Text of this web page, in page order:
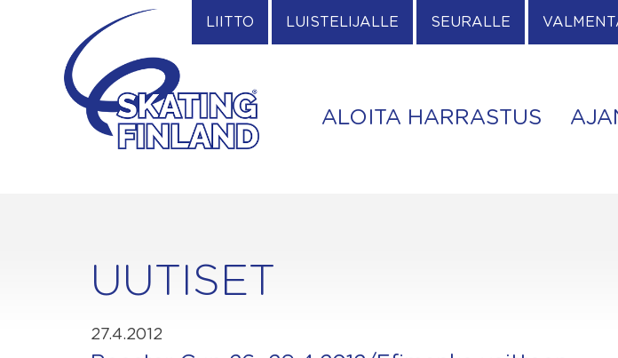
LIITTO LUISTELIJALLE SEURALLE
ALOITA HARRASTUS
UUTISET
27.4.2012